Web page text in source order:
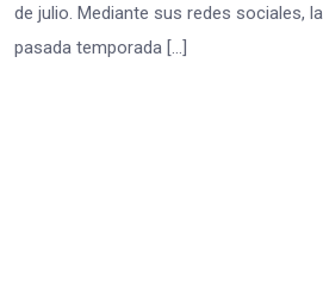
de julio. Mediante sus redes sociales,
pasada temporada […]